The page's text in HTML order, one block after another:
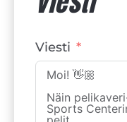
Viesti